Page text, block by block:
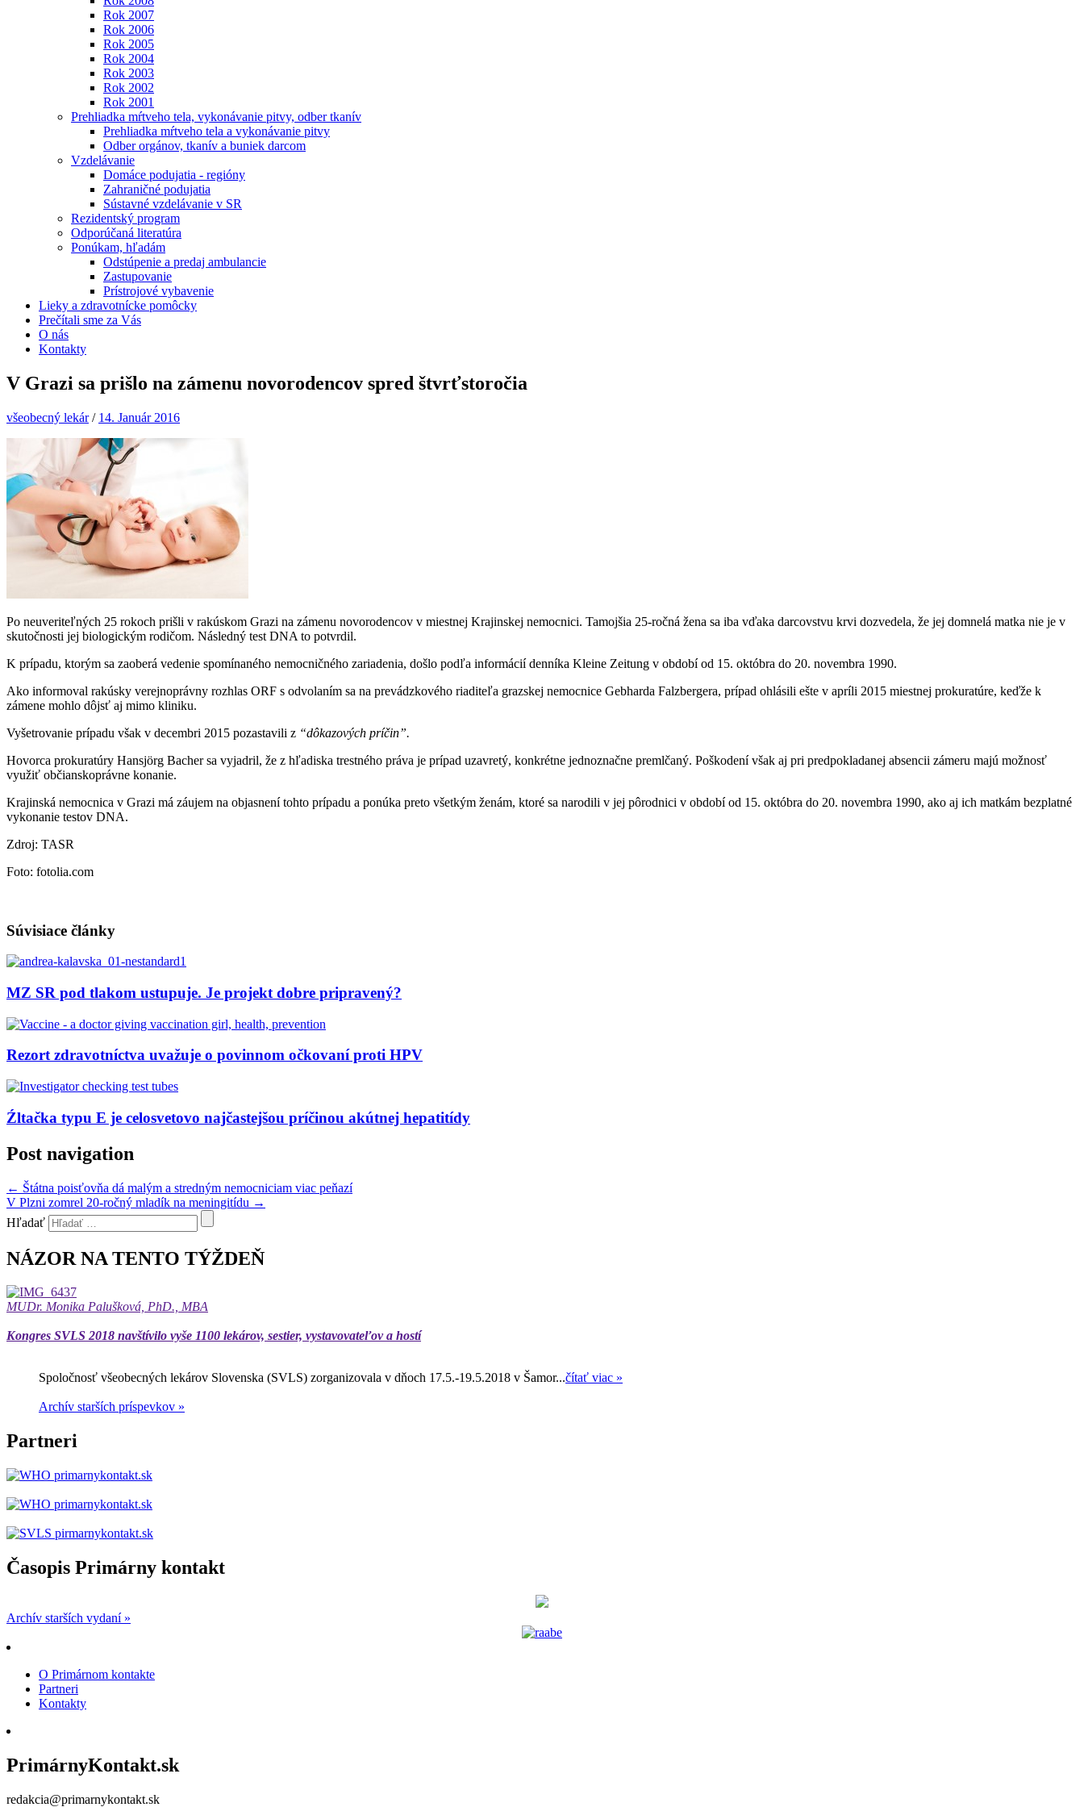
Rok 2007
Rok 2006
Rok 2005
Rok 2004
Rok 2003
Rok 2002
Rok 2001
Prehliadka mŕtveho tela, vykonávanie pitvy, odber tkanív
Prehliadka mŕtveho tela a vykonávanie pitvy
Odber orgánov, tkanív a buniek darcom
Vzdelávanie
Domáce podujatia - regióny
Zahraničné podujatia
Sústavné vzdelávanie v SR
Rezidentský program
Odporúčaná literatúra
Ponúkam, hľadám
Odstúpenie a predaj ambulancie
Zastupovanie
Prístrojové vybavenie
Lieky a zdravotnícke pomôcky
Prečítali sme za Vás
O nás
Kontakty
V Grazi sa prišlo na zámenu novorodencov spred štvrťstoročia
všeobecný lekár/ 14. Január 2016
Po neuveriteľných 25 rokoch prišli v rakúskom Grazi na zámenu novorodencov v miestnej Krajinskej nemocnici. Tamojšia 25-ročná žena sa iba vďaka darcovstvu krvi dozvedela, že jej domnelá matka nie je v
skutočnosti jej biologickým rodičom. Následný test DNA to potvrdil.
K prípadu, ktorým sa zaoberá vedenie spomínaného nemocničného zariadenia, došlo podľa informácií denníka Kleine Zeitung v období od 15. októbra do 20. novembra 1990.
Ako informoval rakúsky verejnoprávny rozhlas ORF s odvolaním sa na prevádzkového riaditeľa grazskej nemocnice Gebharda Falzbergera, prípad ohlásili ešte v apríli 2015 miestnej prokuratúre, keďže k
zámene mohlo dôjsť aj mimo kliniku.
Vyšetrovanie prípadu však v decembri 2015 pozastavili z “dôkazových príčin”.
Hovorca prokuratúry Hansjörg Bacher sa vyjadril, že z hľadiska trestného práva je prípad uzavretý, konkrétne jednoznačne premlčaný. Poškodení však aj pri predpokladanej absencii zámeru majú možnosť
využiť občianskoprávne konanie.
Krajinská nemocnica v Grazi má záujem na objasnení tohto prípadu a ponúka preto všetkým ženám, ktoré sa narodili v jej pôrodnici v období od 15. októbra do 20. novembra 1990, ako aj ich matkám bezplatné
vykonanie testov DNA.
Zdroj: TASR
Foto: fotolia.com
Súvisiace články
MZ SR pod tlakom ustupuje. Je projekt dobre pripravený?
Rezort zdravotníctva uvažuje o povinnom očkovaní proti HPV
Źltačka typu E je celosvetovo najčastejšou príčinou akútnej hepatitídy
Post navigation
← Štátna poisťovňa dá malým a stredným nemocniciam viac peňazí
V Plzni zomrel 20-ročný mladík na meningitídu →
Hľadať
NÁZOR NA TENTO TÝŽDEŇ
MUDr. Monika Palušková, PhD., MBA
Kongres SVLS 2018 navštívilo vyše 1100 lekárov, sestier, vystavovateľov a hostí
Spoločnosť všeobecných lekárov Slovenska (SVLS) zorganizovala v dňoch 17.5.-19.5.2018 v Šamor...čítať viac »
Archív starších príspevkov »
Partneri
Časopis Primárny kontakt
Archív starších vydaní »
O Primárnom kontakte
Partneri
Kontakty
PrimárnyKontakt.sk
redakcia@primarnykontakt.sk